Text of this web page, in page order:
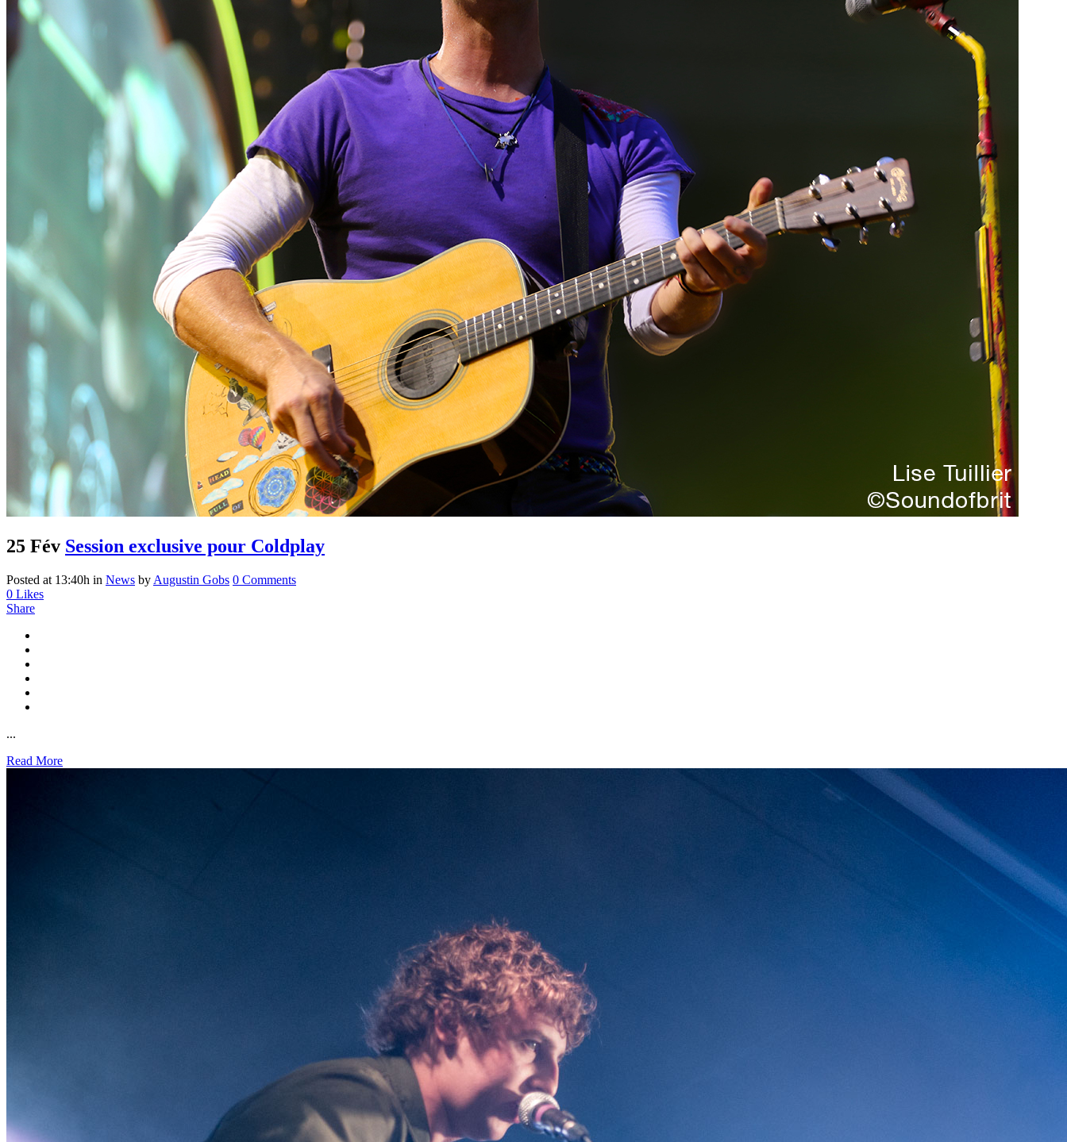
25 Fév Session exclusive pour Coldplay
Posted at 13:40h in News by Augustin Gobs 0 Comments
0 Likes
Share
...
Read More